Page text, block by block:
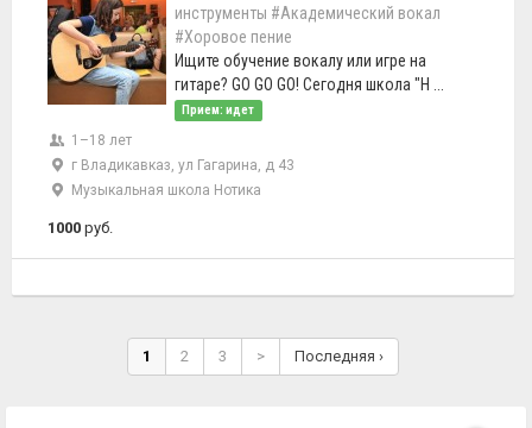
инструменты #Академический вокал
#Хоровое пение
Ищите обучение вокалу или игре на
гитаре? GO GO GO! Сегодня школа "Н ...
Прием: идет
1–18 лет
г Владикавказ, ул Гагарина, д 43
Музыкальная школа Нотика
1000 руб.
1 2 3 > Последняя ›